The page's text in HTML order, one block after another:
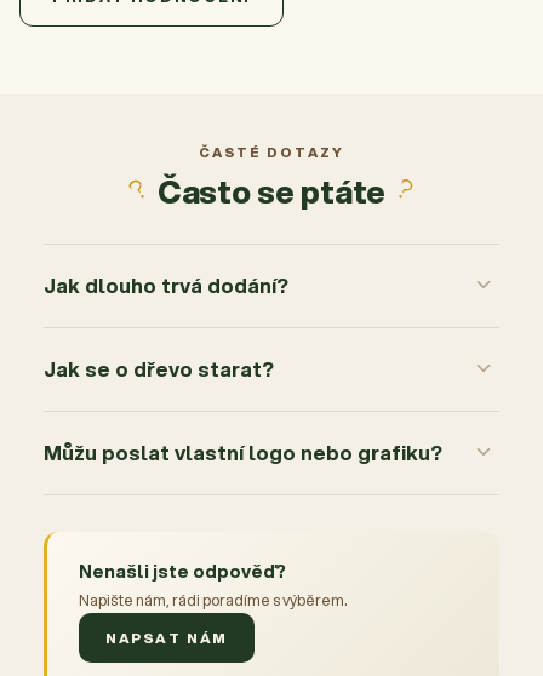
ČASTÉ DOTAZY
Často se ptáte
Jak dlouho trvá dodání?
Jak se o dřevo starat?
Můžu poslat vlastní logo nebo grafiku?
Nenašli jste odpověď?
Napište nám, rádi poradíme s výběrem.
NAPSAT NÁM